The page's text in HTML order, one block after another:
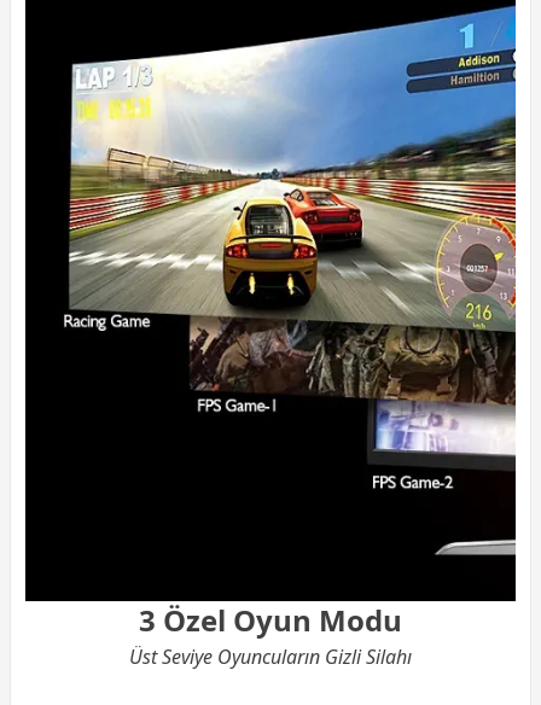
3 Özel Oyun Modu
Üst Seviye Oyuncuların Gizli Silahı